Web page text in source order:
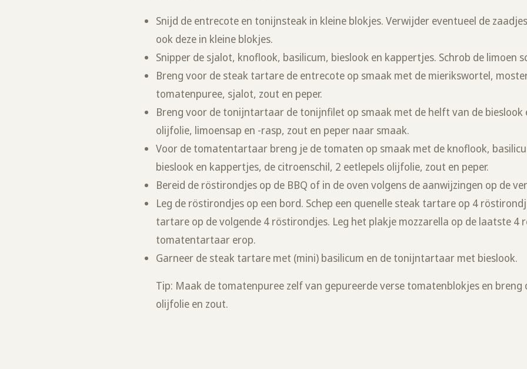
Snijd de entrecote en tonijnsteak in kleine blokjes. Verwijder eventueel de
ook deze in kleine blokjes.
Snipper de sjalot, knoflook, basilicum, bieslook en kappertjes. Schrob de limoen
Breng voor de steak tartare de entrecote op smaak met de mierikswortel,
tomatenpuree, sjalot, zout en peper.
Breng voor de tonijntartaar de tonijnfilet op smaak met de helft van de bieslook
olijfolie, limoensap en -rasp, zout en peper naar smaak.
Voor de tomatentartaar breng je de tomaten op smaak met de knoflook,
bieslook en kappertjes, de citroenschil, 2 eetlepels olijfolie, zout en peper.
Bereid de röstirondjes op de BBQ of in de oven volgens de aanwijzingen op de
Leg de röstirondjes op een bord. Schep een quenelle steak tartare op 4
tartare op de volgende 4 röstirondjes. Leg het plakje mozzarella op de laatste 4
tomatentartaar erop.
Garneer de steak tartare met (mini) basilicum en de tonijntartaar met bieslook.
Tip: Maak de tomatenpuree zelf van gepureerde verse tomatenblokjes en
olijfolie en zout.